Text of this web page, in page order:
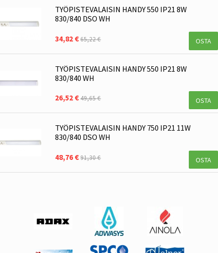
TYÖPISTEVALAISIN HANDY 550 IP21 8W
830/840 DSO WH
34,82 €65,22 € OSTA
TYÖPISTEVALAISIN HANDY 550 IP21 8W
830/840 WH
26,52 €49,65 € OSTA
TYÖPISTEVALAISIN HANDY 750 IP21 11W
830/840 DSO WH
48,76 €91,30 € OSTA